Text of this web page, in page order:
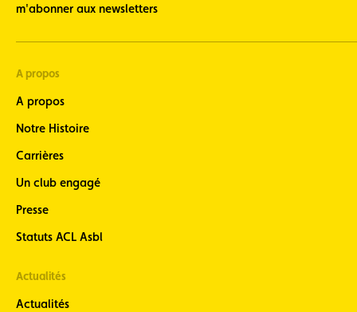
m'abonner aux newsletters
A propos
A propos
Notre Histoire
Carrières
Un club engagé
Presse
Statuts ACL Asbl
Actualités
Actualités